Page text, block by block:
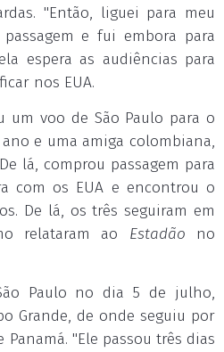
"Então, liguei para meu
e fui embora para
espera as audiências para
nos EUA.
um voo de São Paulo para o
e uma amiga colombiana,
lá, comprou passagem para
com os EUA e encontrou o
De lá, os três seguiram em
relataram ao Estadão no
Paulo no dia 5 de julho,
Grande, de onde seguiu por
Panamá. "Ele passou três dias